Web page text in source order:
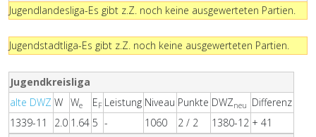
Jugendlandesliga-Es gibt z.Z. noch keine ausgewerteten Partien.
Jugendstadtliga-Es gibt z.Z. noch keine ausgewerteten Partien.
Jugendkreisliga
alte DWZ W We EF Leistung Niveau Punkte DWZneu
Differenz
1339-11
2.0 1.64 5 - 1060 2 / 2 1380-12 + 41